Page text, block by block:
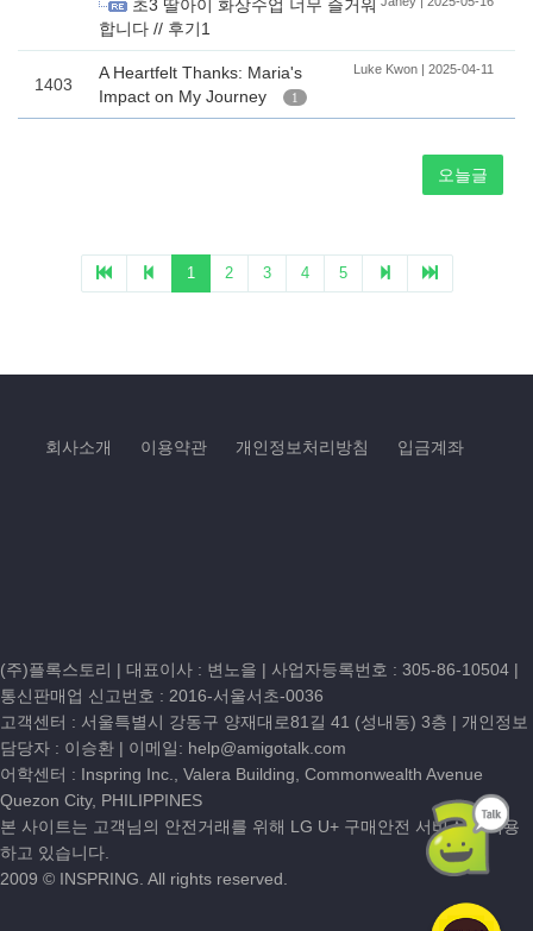
회사소개 이용약관 개인정보처리방침 입금계좌
(주)플록스토리 | 대표이사 : 변노을 | 사업자등록번호 : 305-86-10504 |
통신판매업 신고번호 : 2016-서울서초-0036
고객센터 : 서울특별시 강동구 양재대로81길 41 (성내동) 3층 | 개인정보
담당자 : 이승환 | 이메일: help@amigotalk.com
어학센터 : Inspring Inc., Valera Building, Commonwealth Avenue
Quezon City, PHILIPPINES
본 사이트는 고객님의 안전거래를 위해 LG U+ 구매안전 서비스를 이용
하고 있습니다.
2009 © INSPRING. All rights reserved.